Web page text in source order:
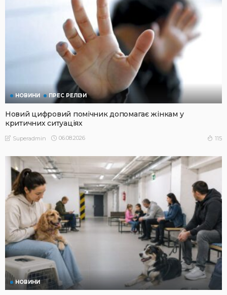
НОВИНИ ПРЕС РЕЛІЗИ
Новий цифровий помічник допомагає жінкам у
критичних ситуаціях
Superadmin 06.08.2026 115
НОВИНИ